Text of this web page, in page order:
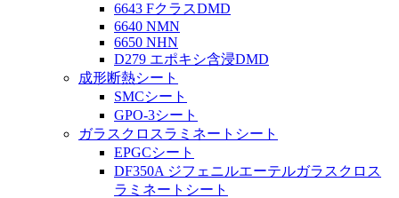
6643 FクラスDMD
6640 NMN
6650 NHN
D279 エポキシ含浸DMD
成形断熱シート
SMCシート
GPO-3シート
ガラスクロスラミネートシート
EPGCシート
DF350A ジフェニルエーテルガラスクロス
ラミネートシート